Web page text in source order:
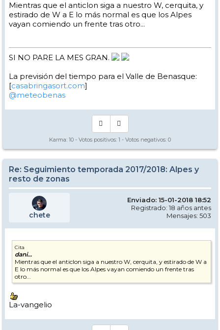
Mientras que el anticlon siga a nuestro W, cerquita, y
estirado de W a E lo más normal es que los Alpes
vayan comiendo un frente tras otro...
SI NO PARE LA MES GRAN.
La previsión del tiempo para el Valle de Benasque:
[casabringasort.com]
@meteobenas
Karma: 10 - Votos positivos: 1 - Votos negativos: 0
Re: Seguimiento temporada 2017/2018: Alpes y
resto de zonas
chete
Enviado: 15-01-2018 18:52
Registrado: 18 años antes
Mensajes: 503
Cita
dani...
Mientras que el anticlon siga a nuestro W, cerquita, y estirado de W a
E lo más normal es que los Alpes vayan comiendo un frente tras
otro...
La-vangelio